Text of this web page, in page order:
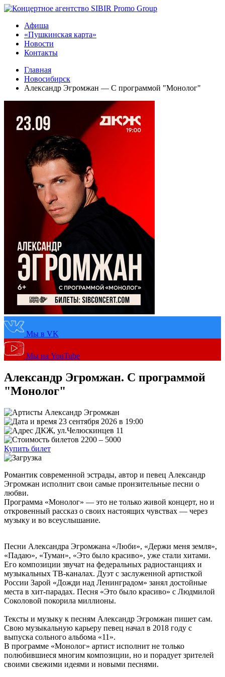
Афиша
«Пушкинская карта»
Новости
Контакты
Главная
Новосибирск
Александр Эгромжан — С программой "Монолог"
Мы в VK
Мы на YouTube
Александр Эгромжан. С программой
"Монолог"
Александр Эгромжан
23 сентября 2026 в 19:00
ДКЖ, ул.Челюскинцев 11
2200 – 5000
Купить билет
Романтик современной эстрады, автор и певец Александр
Эгромжан исполнит свои самые пронзительные песни о
любви.
Программа «Монолог» — это не только живой концерт, но и
откровенный рассказ о своих настоящих чувствах — через
музыку и во всеуслышание.
Песни Александра Эгромжана «Люби», «Держи меня земля»,
«Падаю», «Туман», «Это было красиво», уже стали хитами.
Его композиции звучат на федеральных радиостанциях и
музыкальных ТВ-каналах. Дуэт с заслуженной артисткой
России Зарой «Дожди над Ленинградом» занял достойные
места в хит-парадах. Песня «Это было красиво» с Людмилой
Соколовой покорила миллионы.
Тексты и музыку к песням Александр Эгромжан пишет сам.
Свою музыкальную карьеру певец начал в 2018 году с
выпуска сольного альбома «11».
В программе «Монолог» артист исполнит не только
полюбившиеся многим композиции, но и порадует зрителей
своими свежими идеями и новыми песнями.